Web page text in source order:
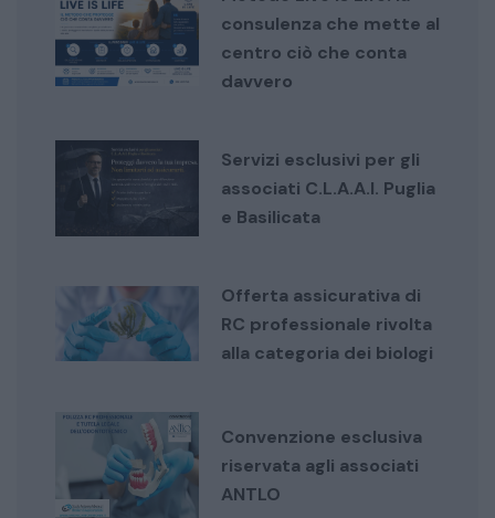
consulenza che mette al
centro ciò che conta
davvero
Servizi esclusivi per gli
associati C.L.A.A.I. Puglia
e Basilicata
Offerta assicurativa di
RC professionale rivolta
alla categoria dei biologi
Convenzione esclusiva
riservata agli associati
ANTLO